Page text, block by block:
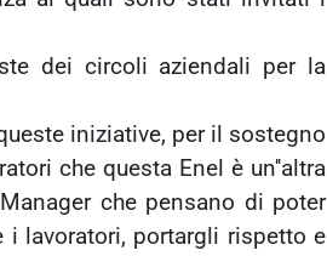
dei circoli aziendali per la
iniziative, per il sostegno
che questa Enel è un''altra
che pensano di poter
i lavoratori, portargli rispetto e